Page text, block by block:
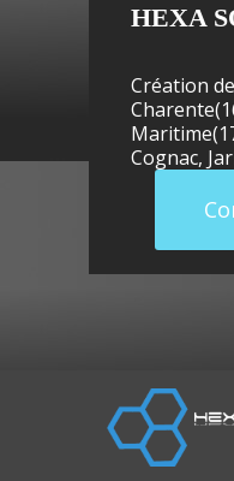
HEXA
Création
Cognac,